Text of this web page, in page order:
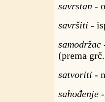
savrstan -
savršiti -
samodržac
(prema
satvoriti -
sahođenje